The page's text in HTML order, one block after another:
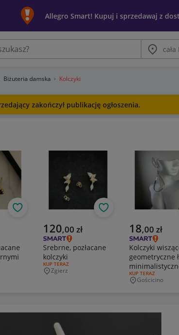
Allegro Smart! Kupuj i sprzedawaj z
Miasto
zakończył publikację ogłoszenia.
Obserwuj
Aktualna cena
120,00 zł
Srebrne, pozłacane
kolczyki
RODZAJ OFERTY:
KUP TERAZ
Miejscowość
Zgierz
Obserwuj
Aktualna cena
18,00 zł
Kolczyki
geometryczne
srebrne duże
RODZAJ OFERTY:
KUP TERAZ
Miejscowość
Gościcino
Biżuteria damska Kolczyki